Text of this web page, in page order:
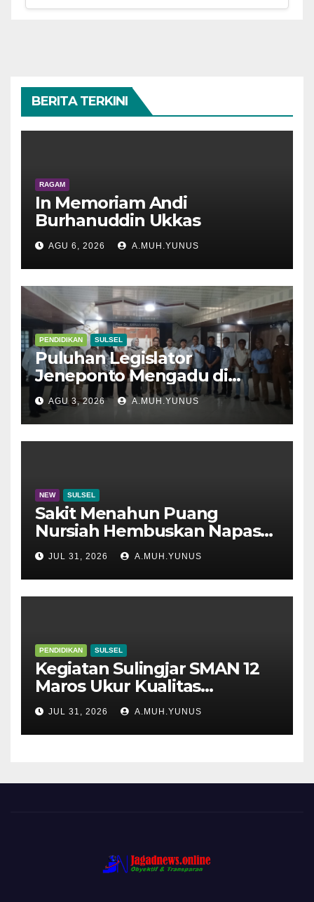
BERITA TERKINI
RAGAM
In Memoriam Andi
Burhanuddin Ukkas
AGU 6, 2026 A.MUH.YUNUS
PENDIDIKAN SULSEL
Puluhan Legislator
Jeneponto Mengadu di
Disdik Sulsel
AGU 3, 2026 A.MUH.YUNUS
NEW SULSEL
Sakit Menahun Puang
Nursiah Hembuskan Napas
Terakhir
JUL 31, 2026 A.MUH.YUNUS
PENDIDIKAN SULSEL
Kegiatan Sulingjar SMAN 12
Maros Ukur Kualitas
Pembelajaran
JUL 31, 2026 A.MUH.YUNUS